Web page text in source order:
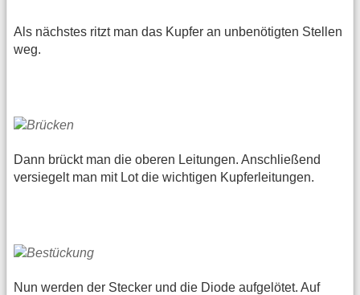
Als nächstes ritzt man das Kupfer an unbenötigten Stellen
weg.
Dann brückt man die oberen Leitungen. Anschließend
versiegelt man mit Lot die wichtigen Kupferleitungen.
Nun werden der Stecker und die Diode aufgelötet. Auf